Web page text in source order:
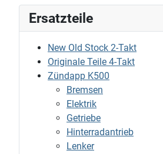
Ersatzteile
New Old Stock 2-Takt
Originale Teile 4-Takt
Zündapp K500
Bremsen
Elektrik
Getriebe
Hinterradantrieb
Lenker